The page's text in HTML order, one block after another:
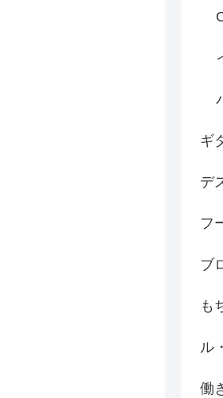
ギ
デ
フ
ブ
も
ル
働